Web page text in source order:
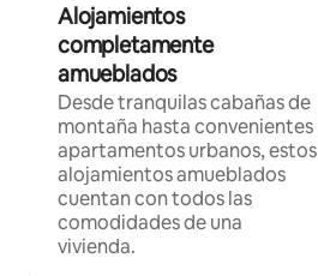
Alojamientos
completamente
amueblados
Desde tranquilas cabañas de
montaña hasta convenientes
apartamentos urbanos, estos
alojamientos amueblados
cuentan con todos las
comodidades de una
vivienda.